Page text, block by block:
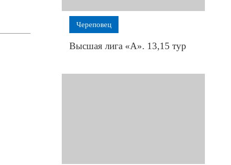
Череповец
Высшая лига «А». 13,15 тур